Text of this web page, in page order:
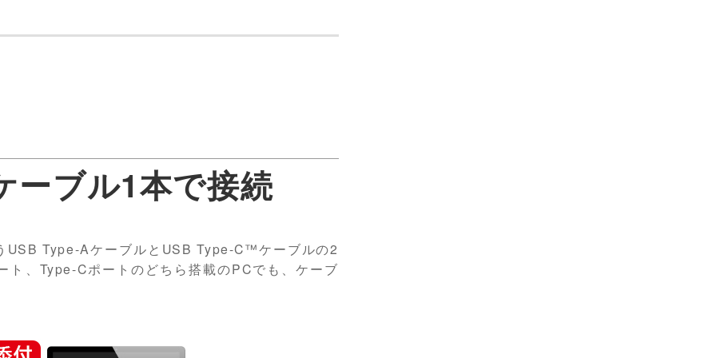
ーブル1本で接続
USB Type-AケーブルとUSB Type-C™ケーブルの2
、Type-Cポートのどちら搭載のPCでも、ケーブ